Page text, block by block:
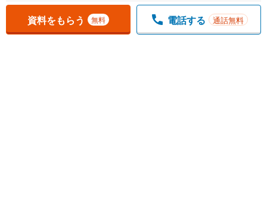
資料をもらう 無料 電話する 通話無料